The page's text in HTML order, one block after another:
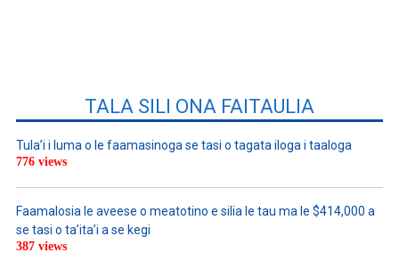
TALA SILI ONA FAITAULIA
Tula’i i luma o le faamasinoga se tasi o tagata iloga i taaloga
776 views
Faamalosia le aveese o meatotino e silia le tau ma le $414,000 a
se tasi o ta’ita’i a se kegi
387 views